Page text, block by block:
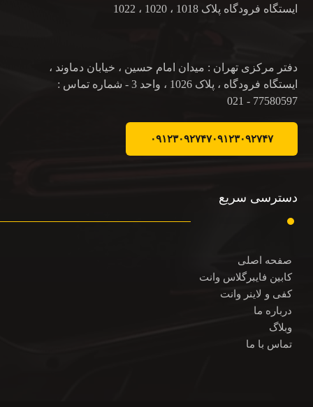
ایستگاه فرودگاه پلاک 1018 ، 1020 ، 1022
دفتر مرکزی تهران : میدان امام حسین ، خیابان دماوند ،
ایستگاه فرودگاه ، پلاک 1026 ، واحد 3 - شماره تماس :
77580597 - 021
۰۹۱۲۳۰۹۲۷۴۷۰۹۱۲۳۰۹۲۷۴۷
دسترسی سریع
صفحه اصلی
کابین فایبرگلاس وانت
کفی و لاینر وانت
درباره ما
وبلاگ
تماس با ما